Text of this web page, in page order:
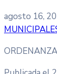
agosto 16,